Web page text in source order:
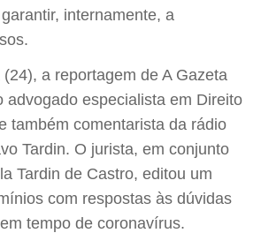
internamente, a
a reportagem de A Gazeta
advogado especialista em Direito
também comentarista da rádio
Tardin. O jurista, em conjunto
Tardin de Castro, editou um
com respostas às dúvidas
tempo de coronavírus.